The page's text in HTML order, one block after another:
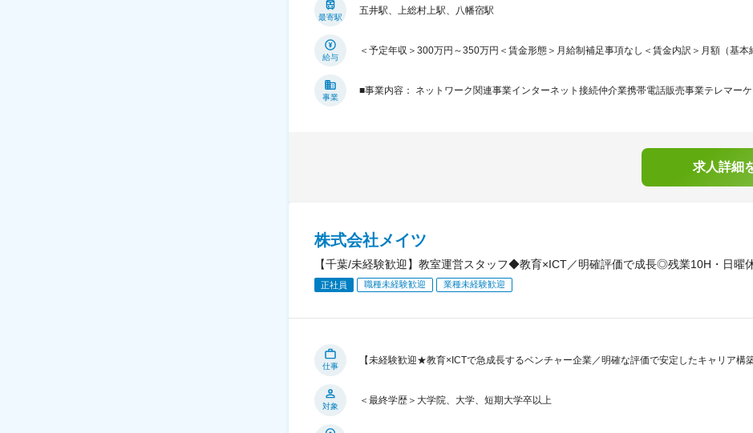
最寄駅
五井駅、上総村上駅、八幡宿駅
給与
＜予定年収＞300万円～350万円＜賃金形態＞月給制補足事項なし＜賃金内訳＞月額（基
事業
■事業内容： ネットワーク関連事業インターネット接続仲介業携帯電話販売事業テレマー
求人詳細
株式会社メイツ
【千葉/未経験歓迎】教室運営スタッフ◆教育×ICT／明確評価で成長◎残業10H・日曜
正社員 職種未経験歓迎 業種未経験歓迎
仕事
【未経験歓迎★教育×ICTで急成長するベンチャー企業／明確な評価で安定したキャリア
対象
＜最終学歴＞大学院、大学、短期大学卒以上